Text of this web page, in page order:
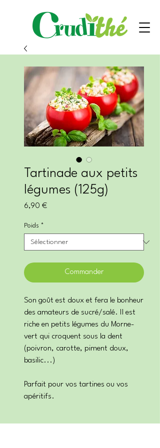
Tartinade aux petits
légumes (125g)
6,90 €Prix
Poids *
Commander
Son goût est doux et fera le bonheur
des amateurs de sucré/salé. Il est
riche en petits légumes du Morne-
vert qui croquent sous la dent
(poivron, carotte, piment doux,
basilic...)
Parfait pour vos tartines ou vos
apéritifs.